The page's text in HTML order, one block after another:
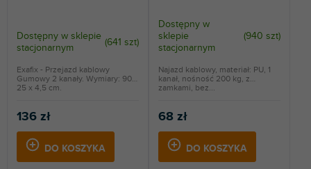
Dostępny w sklepie
stacjonarnym
(641 szt)
136 zł
DO KOSZYKA
Exafix - Przejazd kablowy
Gumowy 2 kanały. Wymiary: 90 x
25 x 4,5 cm.
Dostępny w
sklepie
stacjonarnym
(940 szt)
68 zł
DO KOSZYKA
Najazd kablowy, materiał: PU, 1
kanał, nośność 200 kg, z
zamkami, bez...